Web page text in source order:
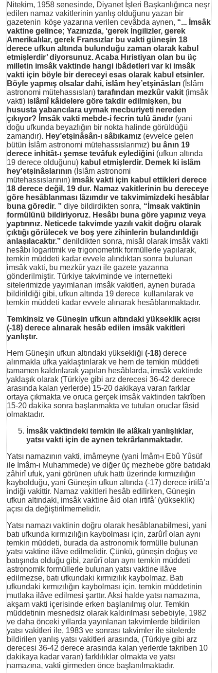
Nitekim, 1958 senesinde, Diyanet İşleri Başkanlığınca neşr
edilen namaz vakitlerinin yanlış olduğunu yazan bir
gazetenin köşe yazarına verilen cevâbda aynen, “... İmsâk
vaktine gelince; Yazınızda, ‘gerek İngilizler, gerek
Amerikalılar, gerek Fransızlar bu vakti güneşin 18
derece ufkun altında bulunduğu zaman olarak kabul
etmişlerdir’ diyorsunuz. Acaba Hıristiyan olan bu üç
milletin imsâk vaktinde hangi ibâdetleri var ki imsâk
vakti için böyle bir dereceyi esas olarak kabul etsinler.
Böyle yapmış olsalar dahi, islâm hey’etşinâsları (İslâm
astronomi mütehassısları) tarafından mezkûr vakit (imsâk
vakti) islâmî kâidelere göre takdir edilmişken, bu
hususta yabancılara uymak mecburiyeti nereden
çıkıyor? İmsâk vakti mebde-i fecrin tulû ânıdır (yani
doğu ufkunda beyazlığın bir nokta halinde görüldüğü
zamandır). Hey’etşinâsân-ı sâbıkamız (evvelce gelen
bütün İslâm astronomi mütehassıslarımız) bu ânın 19
derece inhitât-ı şemse tevâfuk eylediğini (ufkun altında
19 derece olduğunu) kabul etmişlerdir. Demek ki islâm
hey'etşinâslarının (İslâm astronomi
mütehassıslarının) imsâk vakti için kabul ettikleri derece
18 derece değil, 19 dur. Namaz vakitlerinin bu dereceye
göre hesâblanması lâzımdır ve takvimimizdeki hesâblar
buna göredir. ” diye bildirdikten sonra, “İmsak vaktinin
formülünü bildiriyoruz. Hesâbı buna göre yapınız veya
yaptırınız. Neticede takvimde yazılı vakit doğru olarak
çıktığı görülecek ve boş yere zihinlerin bulandırıldığı
anlaşılacaktır.” denildikten sonra, misâl olarak imsâk vakti
hesâbı logaritmik ve trigonometrik formüllerle yapılarak,
temkin müddeti kadar evvele alındıktan sonra bulunan
imsâk vakti, bu mezkûr yazı ile gazete yazarına
gönderilmiştir. Türkiye takviminde ve internetteki
sitelerimizde yayımlanan imsâk vakitleri, aynen burada
bildirildiği gibi, ufkun altında 19 derece kullanılarak ve
temkin müddeti kadar evvele alınarak hesâblanmaktadır.
Temkinsiz ve Güneşin ufkun altındaki yükseklik açısı
(-18) derece alınarak hesâb edilen imsâk vakitleri
yanlıştır.
Hem Güneşin ufkun altındaki yüksekliği (-18) derece
alınmakla ufka yaklaştırılarak ve hem de temkin müddeti
tamamen kaldırılarak yapılan hesâblarda, imsâk vaktinde
yaklaşık olarak (Türkiye gibi arz derecesi 36-42 derece
arasında kalan yerlerde) 15-20 dakikaya varan farklar
ortaya çıkmakta ve oruca gerçek imsâk vaktinden takrîben
15-20 dakika sonra başlanmakta ve tutulan oruclar fâsid
olmaktadır.
İmsâk vaktindeki temkin ile alâkalı yanlışlıklar,
yatsı vakti için de aynen tekrârlanmaktadır.
Yatsı namazının vakti, imâmeyne (yani İmâm-ı Ebû Yûsüf
ile İmâm-ı Muhammede) ve diğer üç mezhebe göre batıdaki
zâhirî ufuk, yani görünen ufuk hattı üzerinde kırmızılığın
kaybolduğu, yani Güneşin ufkun altında (-17) derece irtifâ’a
indiği vakittir. Namaz vakitleri hesâb edilirken, Güneşin
ufkun altındaki, imsâk vaktine âid olan irtifâ’ (yükseklik)
açısı da değiştirilmemelidir.
Yatsı namazı vaktinin doğru olarak hesâblanabilmesi, yani
batı ufkunda kırmızılığın kaybolması için, zarûrî olan aynı
temkin müddeti, burada da astronomik formülle bulunan
yatsı vaktine ilâve edilmelidir. Çünkü, güneşin doğuş ve
batışında olduğu gibi, zarûrî olan aynı temkin müddeti
astronomik formüllerle bulunan yatsı vaktine ilâve
edilmezse, batı ufkundaki kırmızılık kaybolmaz. Batı
ufkundaki kırmızılığın kaybolması için, temkin müddetinin
mutlaka ilâve edilmesi şarttır. Aksi halde yatsı namazına,
akşam vakti içerisinde erken başlanılmış olur. Temkin
müddetinin mesnedsiz olarak kaldırılması sebebiyle, 1982
ve daha önceki yıllarda yayınlanan takvimlerde bildirilen
yatsı vakitleri ile, 1983 ve sonrası takvimler ile sitelerde
bildirilen yanlış yatsı vakitleri arasında, (Türkiye gibi arz
derecesi 36-42 derece arasında kalan yerlerde takriben 10
dakikaya kadar varan) farklılıklar olmakta ve yatsı
namazına, vakti girmeden önce başlanılmaktadır.